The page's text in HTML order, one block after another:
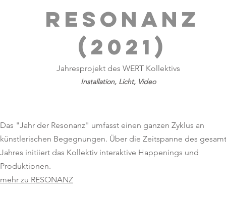
RESONANZ
(2021)
Jahresprojekt des WERT Kollektivs
Installation, Licht, Video
Das "Jahr der Resonanz" umfasst einen ganzen Zyklus an
künstlerischen Begegnungen. Über die Zeitspanne des
Jahres initiiert das Kollektiv interaktive Happenings und
Produktionen.
mehr zu RESONANZ